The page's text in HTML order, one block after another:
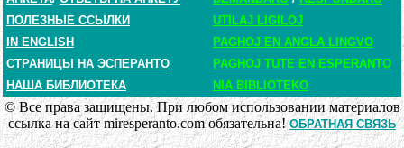
ПОЛЕЗНЫЕ ССЫЛКИ
UTILAJ LIGILOJ
IN ENGLISH
PAGHOJ EN ANGLA LINGVO
СТРАНИЦЫ НА ЭСПЕРАНТО
PAGHOJ TUTE EN ESPERANTO
НАША БИБЛИОТЕКА
NIA BIBLIOTEKO
© Все права защищены. При любом использовании материалов
ссылка на сайт miresperanto.com обязательна!ОБРАТНАЯ СВЯЗЬ